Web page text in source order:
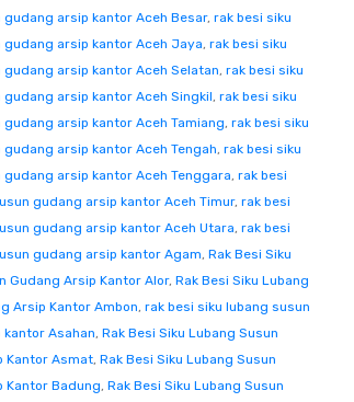
gudang arsip kantor Aceh Besar, rak besi siku
gudang arsip kantor Aceh Jaya, rak besi siku
gudang arsip kantor Aceh Selatan, rak besi siku
gudang arsip kantor Aceh Singkil, rak besi siku
gudang arsip kantor Aceh Tamiang, rak besi siku
gudang arsip kantor Aceh Tengah, rak besi siku
gudang arsip kantor Aceh Tenggara, rak besi
gudang arsip kantor Aceh Timur, rak besi
gudang arsip kantor Aceh Utara, rak besi
gudang arsip kantor Agam, Rak Besi Siku
Gudang Arsip Kantor Alor, Rak Besi Siku Lubang
Arsip Kantor Ambon, rak besi siku lubang susun
Asahan, Rak Besi Siku Lubang Susun
Kantor Asmat, Rak Besi Siku Lubang Susun
Kantor Badung, Rak Besi Siku Lubang Susun